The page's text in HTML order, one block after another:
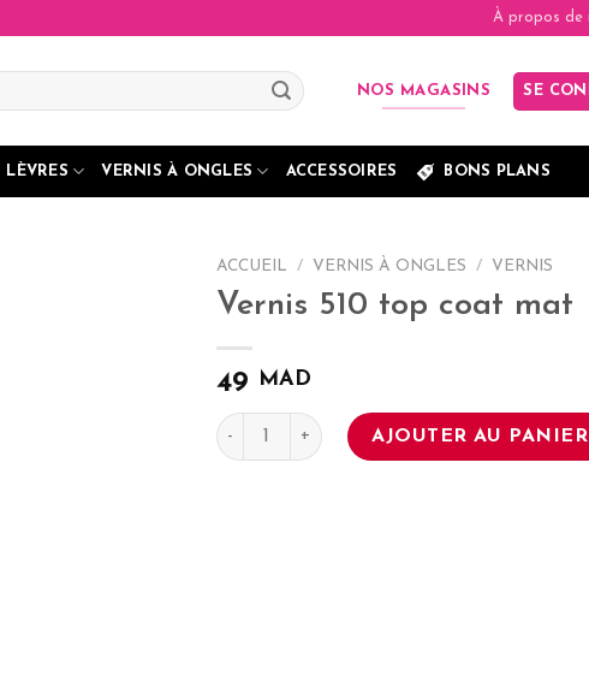
À propos de
NOS MAGASINS SE
LÈVRES VERNIS À ONGLES ACCESSOIRES BONS PLANS
ACCUEIL / VERNIS À ONGLES / VERNIS
Vernis 510 top coat mat
49 MAD
quantité de Vernis 510 top coat mat
AJOUTER AU PANIER